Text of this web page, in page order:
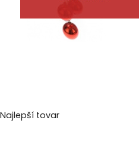
Najlepší tovar